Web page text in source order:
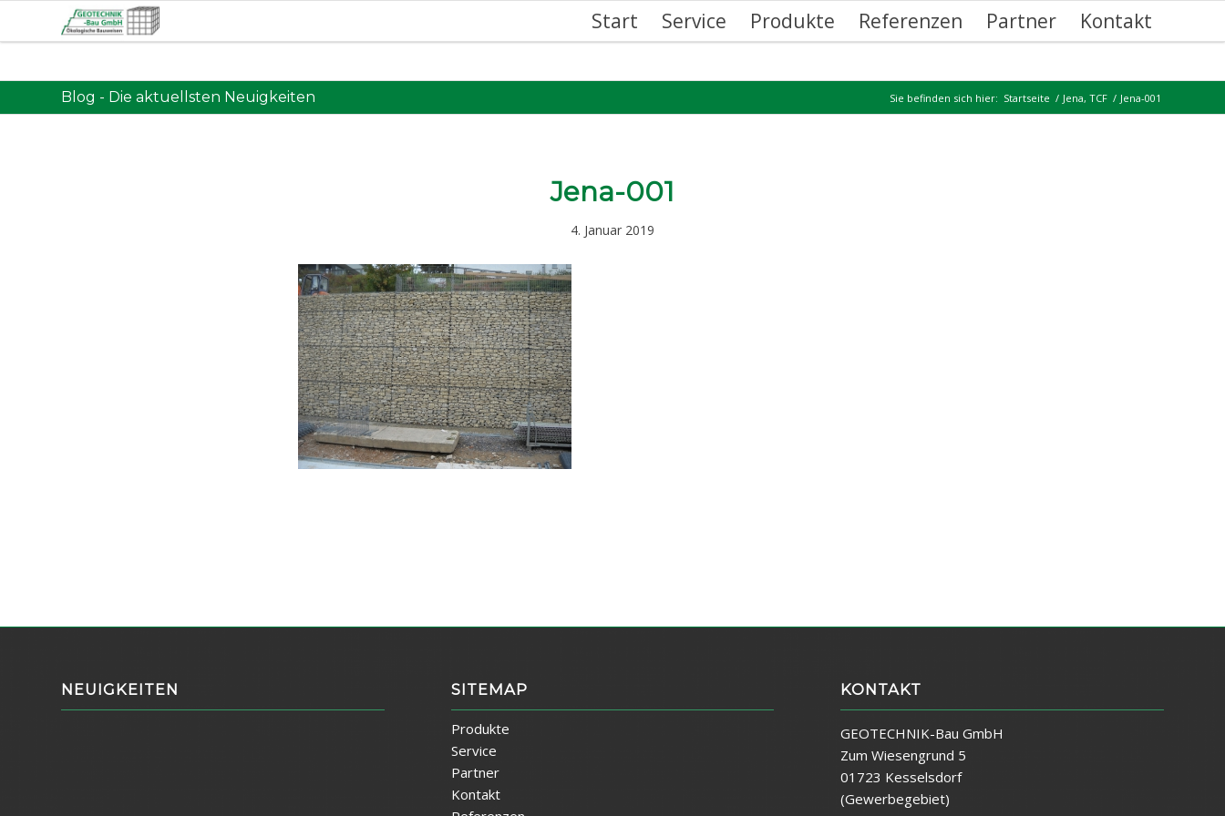
Start Service Produkte Referenzen Partner Kontakt
Blog - Die aktuellsten Neuigkeiten Sie befinden sich hier: Startseite / Jena, TCF / Jena-001
Jena-001
4. Januar 2019
NEUIGKEITEN SITEMAP
Produkte
Service
Partner
Kontakt
KONTAKT
GEOTECHNIK-Bau GmbH
Zum Wiesengrund 5
01723 Kesselsdorf
(Gewerbegebiet)